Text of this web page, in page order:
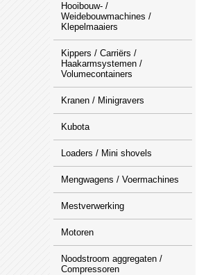
Hooibouw- /
Weidebouwmachines /
Klepelmaaiers
Kippers / Carriërs /
Haakarmsystemen /
Volumecontainers
Kranen / Minigravers
Kubota
Loaders / Mini shovels
Mengwagens / Voermachines
Mestverwerking
Motoren
Noodstroom aggregaten /
Compressoren